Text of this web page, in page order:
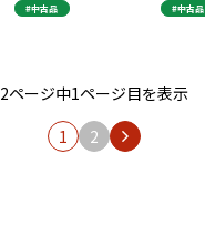
#中古品
#中古品
2ページ中1ページ目を表示
1
2